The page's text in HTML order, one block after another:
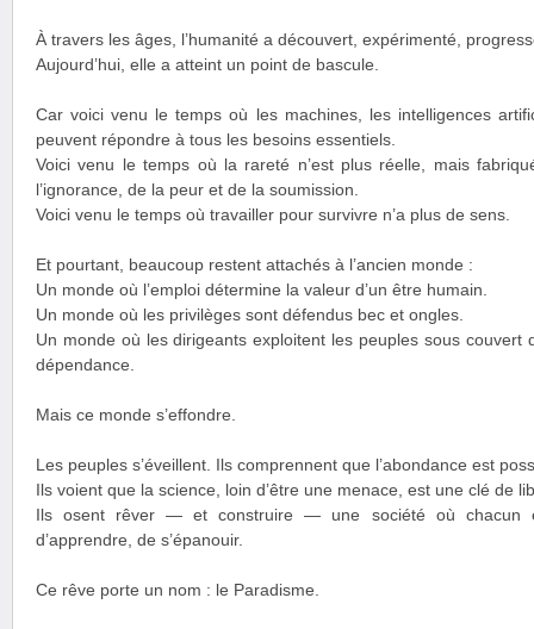
À travers les âges, l’humanité a découvert, expérimenté,
Aujourd’hui, elle a atteint un point de bascule.
Car voici venu le temps où les machines, les intelligences
peuvent répondre à tous les besoins essentiels.
Voici venu le temps où la rareté n’est plus réelle, mais
l’ignorance, de la peur et de la soumission.
Voici venu le temps où travailler pour survivre n’a plus de sens.
Et pourtant, beaucoup restent attachés à l’ancien monde :
Un monde où l’emploi détermine la valeur d’un être humain.
Un monde où les privilèges sont défendus bec et ongles.
Un monde où les dirigeants exploitent les peuples sous couvert
dépendance.
Mais ce monde s’effondre.
Les peuples s’éveillent. Ils comprennent que l’abondance est
Ils voient que la science, loin d’être une menace, est une clé de
Ils osent rêver — et construire — une société où chacun
d’apprendre, de s’épanouir.
Ce rêve porte un nom : le Paradisme.